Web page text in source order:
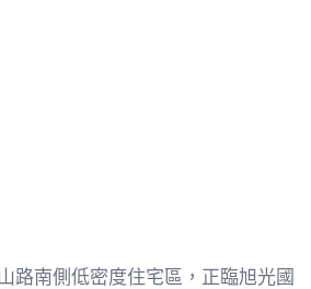
路南側低密度住宅區，正臨旭光國